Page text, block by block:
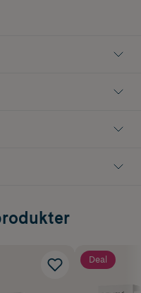
din hudvårdsrutin.
Deal